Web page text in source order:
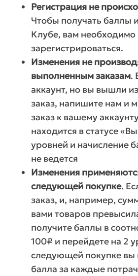
Регистрация не
Чтобы получать баллы
Клубе, вам необходимо
зарегистрироваться.
Изменения не
выполненным заказам.
аккаунт, но вы вышли
заказ, напишите нам и
заказ к вашему
находится в статусе
уровней и начисление
не ведется
Изменения
следующей покупке.
заказ, и, например,
вами товаров
получите баллы в
100₽ и перейдете на 2
следующей покупке вы
балла за каждые